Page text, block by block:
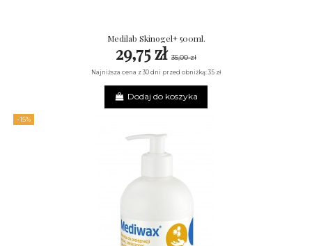
Medilab Skinogel+ 500ml.
29,75 zł 35,00 zł
Najniższa cena z 30 dni przed obniżką: 35 zł
Dodaj do koszyka
-15%